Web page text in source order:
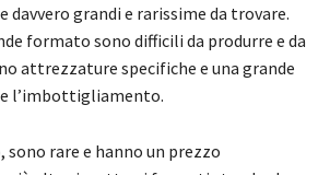
grandi e rarissime da trovare.
formato sono difficili da produrre e da
attrezzature specifiche e una grande
l’imbottigliamento.
rare e hanno un prezzo